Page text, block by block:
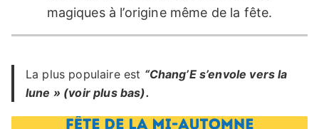
magiques à l’origine même de la fête.
La plus populaire est “Chang’E s’envole vers la
lune » (voir plus bas).